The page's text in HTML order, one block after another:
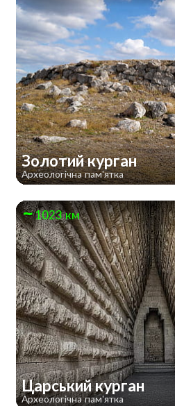
Золотий курган
Археологічна пам'ятка
1023 км
Царський курган
Археологічна пам'ятка